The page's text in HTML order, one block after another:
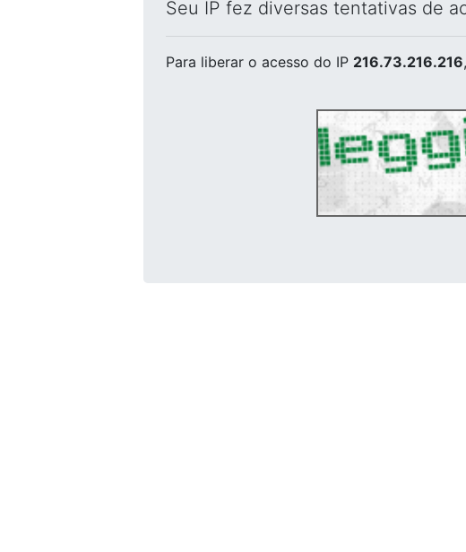
Seu IP fez diversas tentativas de
Para liberar o acesso do IP 216.73.216.216